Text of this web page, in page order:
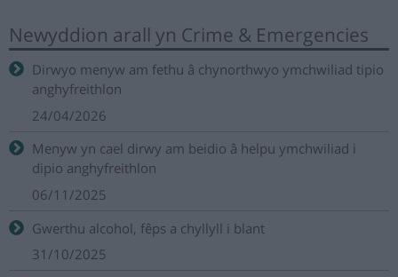
Newyddion arall yn Crime & Emergencies
Dirwyo menyw am fethu â chynorthwyo ymchwiliad tipio
anghyfreithlon
24/04/2026
Menyw yn cael dirwy am beidio â helpu ymchwiliad i
dipio anghyfreithlon
06/11/2025
Gwerthu alcohol, fêps a chyllyll i blant
31/10/2025